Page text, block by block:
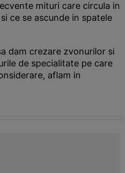
mituri care circula in
ce se ascunde in spatele
dam crezare zvonurilor si
de specialitate pe care
aflam in